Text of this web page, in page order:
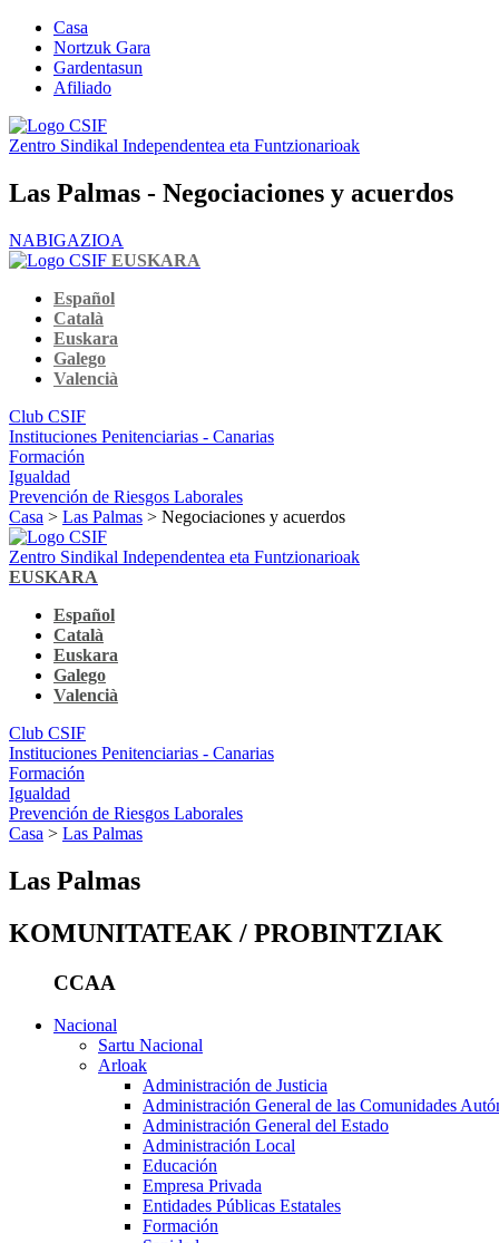
Casa
Nortzuk Gara
Gardentasun
Afiliado
Zentro Sindikal Independentea eta Funtzionarioak
Las Palmas - Negociaciones y acuerdos
NABIGAZIOA
EUSKARA
Español
Català
Euskara
Galego
Valencià
Club CSIF
Instituciones Penitenciarias - Canarias
Formación
Igualdad
Prevención de Riesgos Laborales
Casa > Las Palmas > Negociaciones y acuerdos
Zentro Sindikal Independentea eta Funtzionarioak
EUSKARA
Español
Català
Euskara
Galego
Valencià
Club CSIF
Instituciones Penitenciarias - Canarias
Formación
Igualdad
Prevención de Riesgos Laborales
Casa > Las Palmas
Las Palmas
KOMUNITATEAK / PROBINTZIAK
CCAA
Nacional
Sartu Nacional
Arloak
Administración de Justicia
Administración General de las Comunidades
Administración General del Estado
Administración Local
Educación
Empresa Privada
Entidades Públicas Estatales
Formación